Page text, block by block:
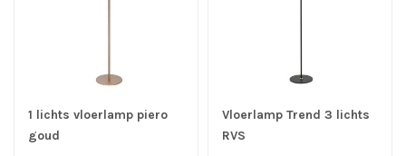
1 lichts vloerlamp piero
goud
Vloerlamp Trend 3 lichts
RVS